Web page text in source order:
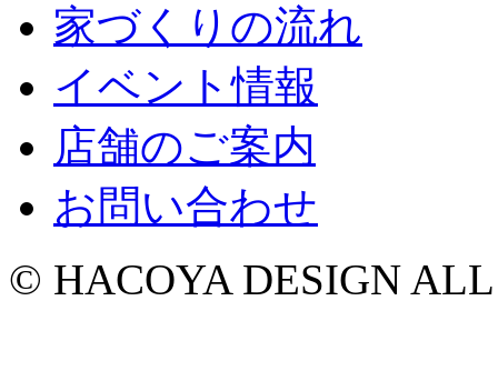
家づくりの流れ
イベント情報
店舗のご案内
お問い合わせ
© HACOYA DESIGN